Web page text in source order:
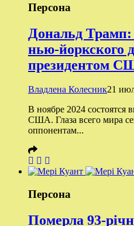
Персона
Дональд Трамп:
нью-йоркского
президентом
Владлена Колесник21
В ноябре 2024 состоятся
США. Глаза всего мира
оппонентам...
Персона
Померла 93-